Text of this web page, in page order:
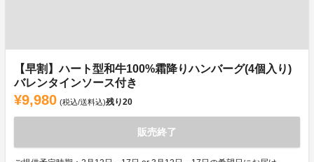
【早割】ハート型和牛100%霜降りハンバーグ(4個入り)
バレンタインソース付き
¥9,980 (税込/送料込)残り20
販売終了